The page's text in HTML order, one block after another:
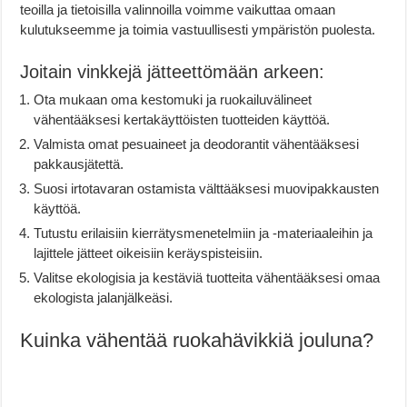
teoilla ja tietoisilla valinnoilla voimme vaikuttaa omaan
kulutukseemme ja toimia vastuullisesti ympäristön puolesta.
Joitain vinkkejä jätteettömään arkeen:
Ota mukaan oma kestomuki ja ruokailuvälineet
vähentääksesi kertakäyttöisten tuotteiden käyttöä.
Valmista omat pesuaineet ja deodorantit vähentääksesi
pakkausjätettä.
Suosi irtotavaran ostamista välttääksesi muovipakkausten
käyttöä.
Tutustu erilaisiin kierrätysmenetelmiin ja -materiaaleihin ja
lajittele jätteet oikeisiin keräyspisteisiin.
Valitse ekologisia ja kestäviä tuotteita vähentääksesi omaa
ekologista jalanjälkeäsi.
Kuinka vähentää ruokahävikkiä jouluna?